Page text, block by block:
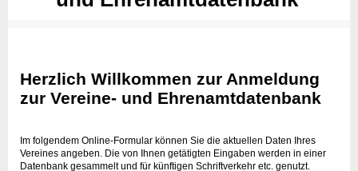
Herzlich Willkommen zur Anmeldung
zur Vereine- und Ehrenamtdatenbank
Im folgendem Online-Formular können Sie die aktuellen Daten Ihres
Vereines angeben. Die von Ihnen getätigten Eingaben werden in einer
Datenbank gesammelt und für künftigen Schriftverkehr etc. genutzt.